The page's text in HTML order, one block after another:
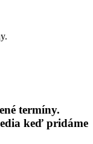
termíny.
keď pridáme